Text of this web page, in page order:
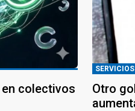
en colectivos
SERVICIOS
Otro